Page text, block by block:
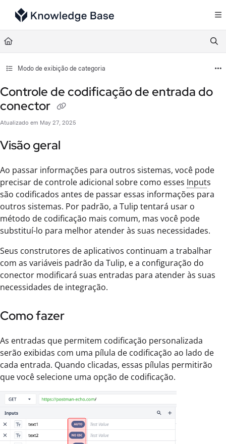
Documentation Index
Fetch the complete documentation index at:
Use this file to discover all available pages before exploring further.
Modo de exibição de categoria
Controle de codificação de entrada do
conector
Atualizado em May 27, 2025
Visão geral
Ao passar informações para outros sistemas, você pode
precisar de controle adicional sobre como esses Inputs
são codificados antes de passar essas informações para
outros sistemas. Por padrão, a Tulip tentará usar o
método de codificação mais comum, mas você pode
substituí-lo para melhor atender às suas necessidades.
Seus construtores de aplicativos continuam a trabalhar
com as variáveis padrão da Tulip, e a configuração do
conector modificará suas entradas para atender às suas
necessidades de integração.
Como fazer
As entradas que permitem codificação personalizada
serão exibidas com uma pílula de codificação ao lado de
cada entrada. Quando clicadas, essas pílulas permitirão
que você selecione uma opção de codificação.